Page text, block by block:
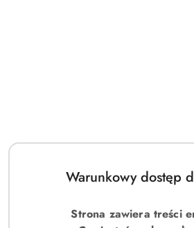
Warunkowy dostęp
Strona zawiera treści